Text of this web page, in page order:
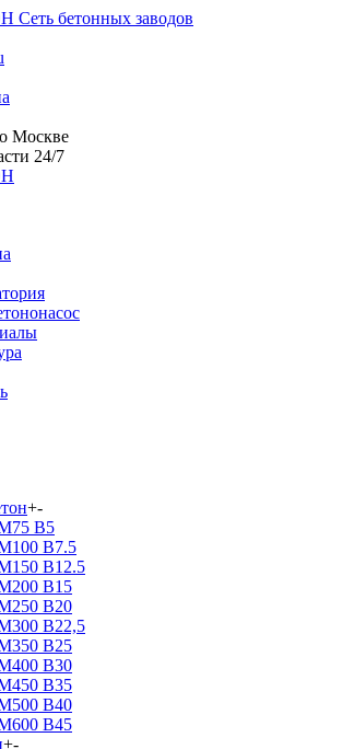
Сеть бетонных заводов
Москве
24/7
+-
В5
В7.5
В12.5
В15
В20
В22,5
В25
В30
В35
В40
В45
+-